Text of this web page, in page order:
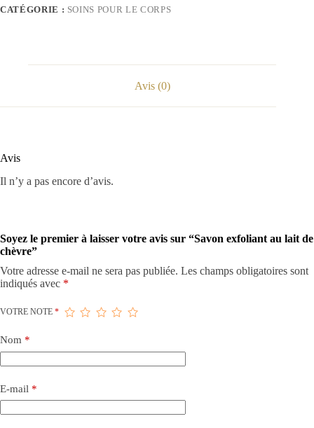
CATÉGORIE : SOINS POUR LE CORPS
Avis (0)
Avis
Il n’y a pas encore d’avis.
Soyez le premier à laisser votre avis sur “Savon exfoliant au lait de
chèvre”
Votre adresse e-mail ne sera pas publiée. Les champs obligatoires sont
indiqués avec *
VOTRE NOTE *
Nom *
E-mail *